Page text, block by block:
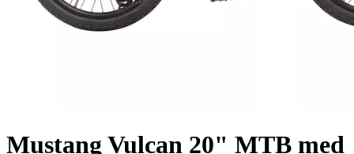
Mustang Vulcan 20" MTB med